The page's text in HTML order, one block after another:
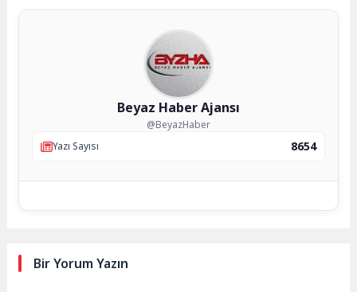
Beyaz Haber Ajansı
@BeyazHaber
Yazı Sayısı
8654
Bir Yorum Yazın